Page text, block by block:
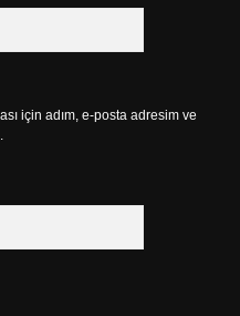
için adım, e-posta adresim ve